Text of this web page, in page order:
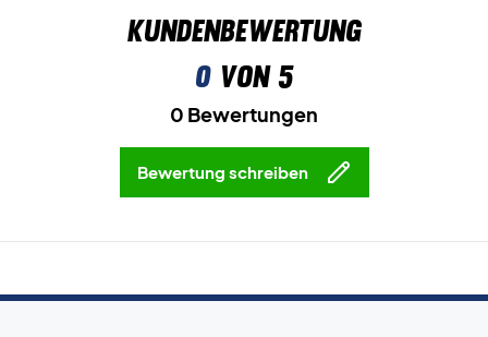
Kundenbewertung
0von 5
0 Bewertungen
Bewertung schreiben